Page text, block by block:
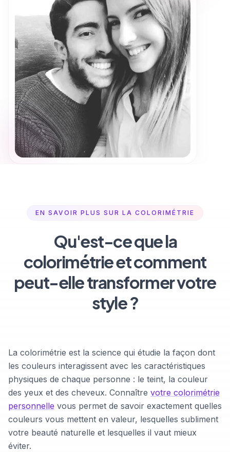
EN SAVOIR PLUS SUR LA COLORIMÉTRIE
Qu'est-ce que la
colorimétrie et comment
peut-elle transformer votre
style ?
La colorimétrie est la science qui étudie la façon dont
les couleurs interagissent avec les caractéristiques
physiques de chaque personne : le teint, la couleur
des yeux et des cheveux. Connaître votre colorimétrie
personnelle vous permet de savoir exactement quelles
couleurs vous mettent en valeur, lesquelles subliment
votre beauté naturelle et lesquelles il vaut mieux
éviter.